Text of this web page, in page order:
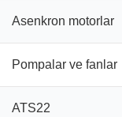
Asenkron motorlar
Pompalar ve fanlar
ATS22